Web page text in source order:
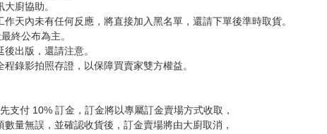
購書服務，請另尋其他店家，謝謝。
單內所有商品到齊後一起發貨。
意圖，請以實品為主。
貨3日內留言反應，逾期不受理。